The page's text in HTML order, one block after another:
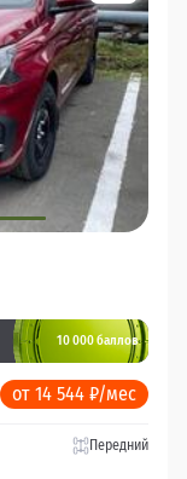
10 000 баллов
от 14 544 ₽/мес
Передний